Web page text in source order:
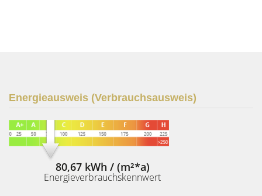
Energieausweis (Verbrauchsausweis)
80,67 kWh / (m²*a)
Energieverbrauchskennwert